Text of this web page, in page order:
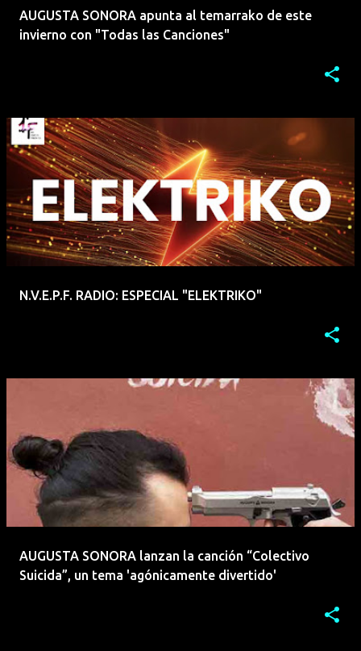
AUGUSTA SONORA apunta al temarrako de este
invierno con "Todas las Canciones"
N.V.E.P.F. RADIO: ESPECIAL "ELEKTRIKO"
AUGUSTA SONORA lanzan la canción “Colectivo
Suicida”, un tema 'agónicamente divertido'